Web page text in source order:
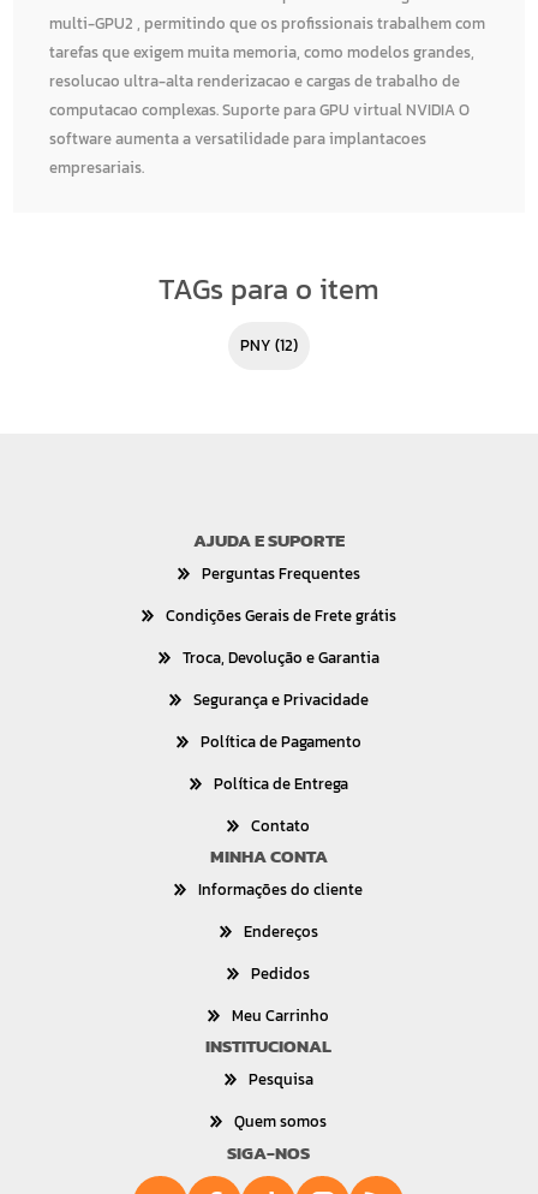
multi-GPU2 , permitindo que os profissionais trabalhem com
tarefas que exigem muita memoria, como modelos grandes,
resolucao ultra-alta renderizacao e cargas de trabalho de
computacao complexas. Suporte para GPU virtual NVIDIA O
software aumenta a versatilidade para implantacoes
empresariais.
TAGs para o item
PNY (12)
AJUDA E SUPORTE
Perguntas Frequentes
Condições Gerais de Frete grátis
Troca, Devolução e Garantia
Segurança e Privacidade
Política de Pagamento
Política de Entrega
Contato
MINHA CONTA
Informações do cliente
Endereços
Pedidos
Meu Carrinho
INSTITUCIONAL
Pesquisa
Quem somos
SIGA-NOS